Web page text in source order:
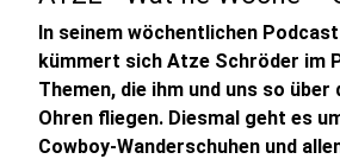
In seinem wöchentlichen
kümmert sich Atze Schröder im
Themen, die ihm und uns so über
Ohren fliegen. Diesmal geht es
Cowboy-Wanderschuhen und